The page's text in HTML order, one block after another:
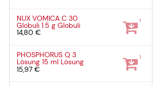
NUX VOMICA C 30
Globuli1.5 gGlobuli
14,80 €
1
PHOSPHORUS Q 3
Lösung15 ml Lösung
15,97 €
1